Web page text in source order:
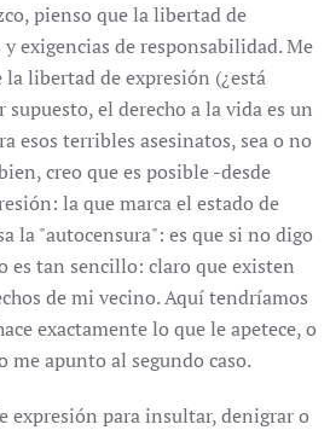
pienso que la libertad de
exigencias de responsabilidad. Me
la libertad de expresión (¿está
el derecho a la vida es un
esos terribles asesinatos, sea o no
creo que es posible -desde
la que marca el estado de
la "autocensura": es que si no digo
tan sencillo: claro que existen
de mi vecino. Aquí tendríamos
exactamente lo que le apetece, o
me apunto al segundo caso.
expresión para insultar, denigrar o